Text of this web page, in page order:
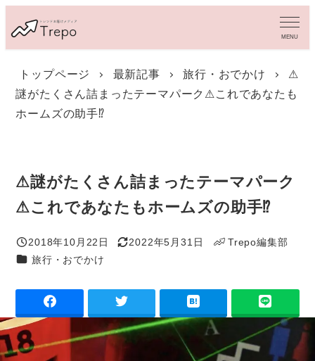
イ
MENU
トップページ 最新記事 旅行・おでかけ
⚠
謎がたくさん詰まったテーマパーク⚠これであなたも
ホームズの助手⁉
⚠謎がたくさん詰まったテーマパーク
⚠これであなたもホームズの助手⁉
投稿日
2018年10月22日
更新日
2022年5月31日
Trepo編集部
カテゴリー
旅行・おでかけ